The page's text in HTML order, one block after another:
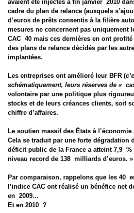
avaient été injectés à fin janvier 2010
cadre du plan de relance (auxquels
d’euros de prêts consentis à la filière
mesures ne concernent pas uniquement
CAC 40 mais ces dernières en ont
des plans de relance décidés par les
implantées.
Les entreprises ont amélioré leur BFR (
schématiquement, leurs réserves de «
volontaire par une politique plus
stocks et de leurs créances clients, soit
chiffre d’affaires.
Le soutien massif des États à
Cela se traduit par une forte dégradation
déficit public de la France a atteint 7,9 %
niveau record de 138 milliards d’euros. »
Par comparaison, rappelons que les 40
l’indice CAC ont réalisé un bénéfice net
en 2009…
Et en 2010 ?